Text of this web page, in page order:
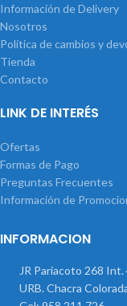
Información de Delivery
Nosotros
Política de cambios y
Tienda
Contacto
LINK DE INTERÉS
Ofertas
Formas de Pago
Preguntas Frecuentes
Información de
INFORMACION
JR Pariacoto 268 Int.
URB. Chacra